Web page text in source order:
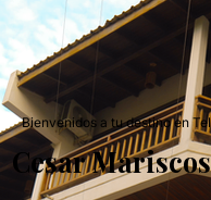
Bienvenidos a tu destino en
Cesar Mariscos